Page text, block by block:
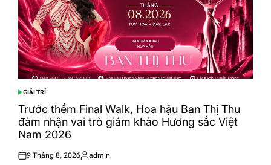
POSTED
IN
GIẢI TRÍ
Trước thềm Final Walk, Hoa hậu Ban Thị Thu
đảm nhận vai trò giám khảo Hương sắc Việt
Nam 2026
Posted
9 Tháng 8, 2026
Posted
admin